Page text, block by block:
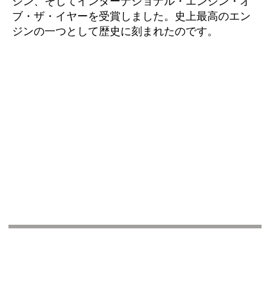
ブ・ザ・イヤーを受賞しました。史上最高のエン
ジンの一つとして歴史に刻まれたのです。